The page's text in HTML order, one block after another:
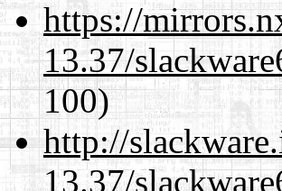
https://
13.37/
100)
http://
13.37/